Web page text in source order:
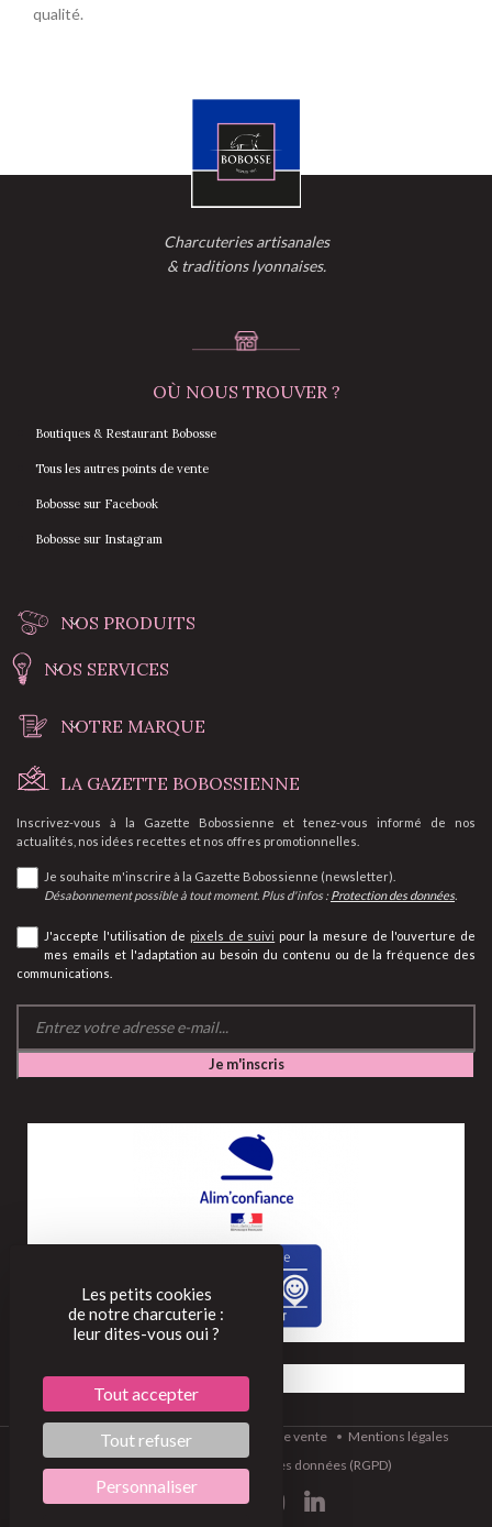
qualité.
Charcuteries artisanales
& traditions lyonnaises.
OÙ NOUS TROUVER ?
Boutiques & Restaurant Bobosse
Tous les autres points de vente
Bobosse sur Facebook
Bobosse sur Instagram
NOS PRODUITS
NOS SERVICES
NOTRE MARQUE
LA GAZETTE BOBOSSIENNE
Inscrivez-vous à la Gazette Bobossienne et tenez-vous informé de nos
actualités, nos idées recettes et nos offres promotionnelles.
Je souhaite m'inscrire à la Gazette Bobossienne (newsletter).
Désabonnement possible à tout moment. Plus d'infos : Protection des données.
J'accepte l'utilisation de pixels de suivi pour la mesure de l'ouverture de
mes emails et l'adaptation au besoin du contenu ou de la fréquence des
communications.
BOBOSSE
Conditions générales de vente
Mentions légales
Protection des données (RGPD)
Les petits cookies
de notre charcuterie :
leur dites-vous oui ?
Tout accepter
Tout refuser
Personnaliser